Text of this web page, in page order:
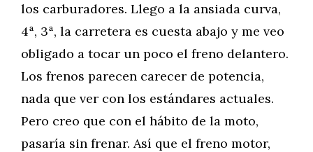
los carburadores. Llego a la ansiada curva,
4ª, 3ª, la carretera es cuesta abajo y me veo
obligado a tocar un poco el freno delantero.
Los frenos parecen carecer de potencia,
nada que ver con los estándares actuales.
Pero creo que con el hábito de la moto,
pasaría sin frenar. Así que el freno motor,